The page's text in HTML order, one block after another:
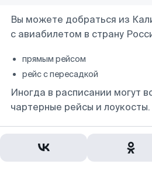
Вы можете добраться из
с авиабилетом в страну
прямым рейсом
рейс с пересадкой
Иногда в расписании могут
чартерные рейсы и лоукосты.